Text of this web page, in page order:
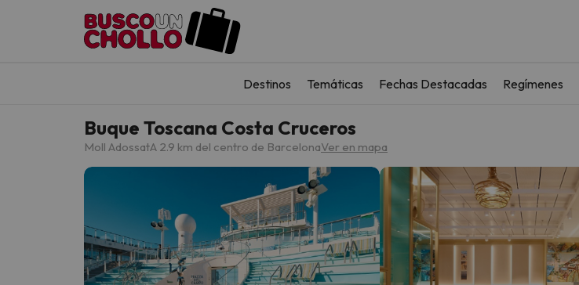
Destinos Temáticas Fechas Destacadas Regímenes
Buque Toscana Costa Cruceros
Moll AdossatA 2.9 km del centro de BarcelonaVer en mapa